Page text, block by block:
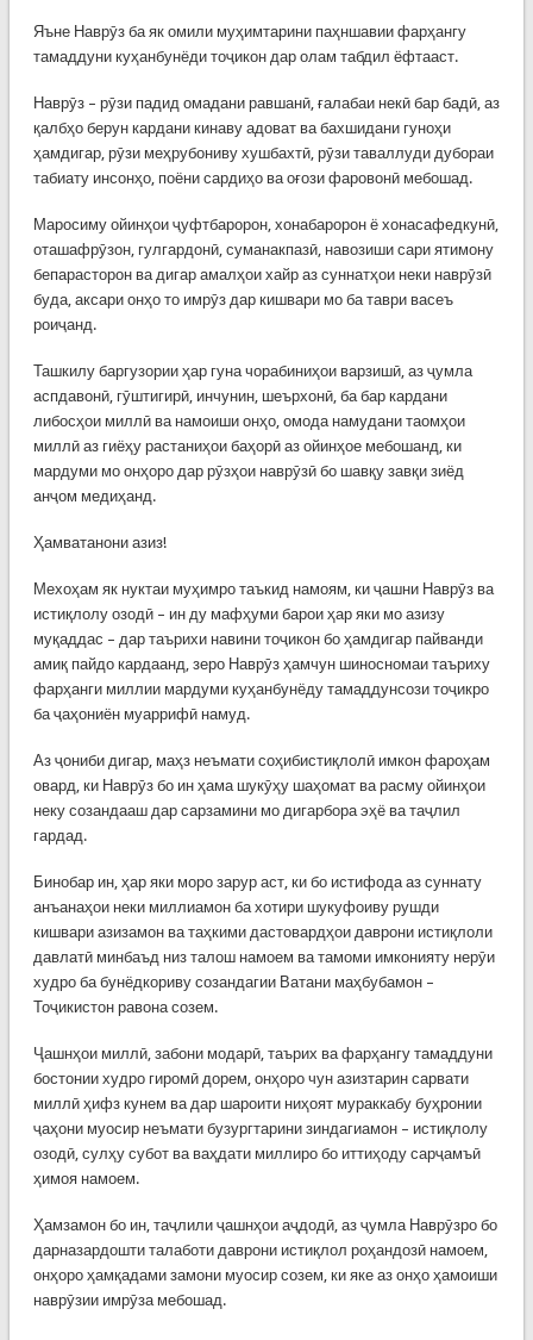
Яъне Наврӯз ба як омили муҳимтарини паҳншавии фарҳангу
тамаддуни куҳанбунёди тоҷикон дар олам табдил ёфтааст.
Наврӯз – рӯзи падид омадани равшанӣ, ғалабаи некӣ бар бадӣ, аз
қалбҳо берун кардани кинаву адоват ва бахшидани гуноҳи
ҳамдигар, рӯзи меҳрубониву хушбахтӣ, рӯзи таваллуди дубораи
табиату инсонҳо, поёни сардиҳо ва оғози фаровонӣ мебошад.
Маросиму ойинҳои ҷуфтбаророн, хонабаророн ё хонасафедкунӣ,
оташафрӯзон, гулгардонӣ, суманакпазӣ, навозиши сари ятимону
бепарасторон ва дигар амалҳои хайр аз суннатҳои неки наврӯзӣ
буда, аксари онҳо то имрӯз дар кишвари мо ба таври васеъ
роиҷанд.
Ташкилу баргузории ҳар гуна чорабиниҳои варзишӣ, аз ҷумла
аспдавонӣ, гӯштигирӣ, инчунин, шеърхонӣ, ба бар кардани
либосҳои миллӣ ва намоиши онҳо, омода намудани таомҳои
миллӣ аз гиёҳу растаниҳои баҳорӣ аз ойинҳое мебошанд, ки
мардуми мо онҳоро дар рӯзҳои наврӯзӣ бо шавқу завқи зиёд
анҷом медиҳанд.
Ҳамватанони азиз!
Мехоҳам як нуктаи муҳимро таъкид намоям, ки ҷашни Наврӯз ва
истиқлолу озодӣ – ин ду мафҳуми барои ҳар яки мо азизу
муқаддас – дар таърихи навини тоҷикон бо ҳамдигар пайванди
амиқ пайдо кардаанд, зеро Наврӯз ҳамчун шиносномаи таъриху
фарҳанги миллии мардуми куҳанбунёду тамаддунсози тоҷикро
ба ҷаҳониён муаррифӣ намуд.
Аз ҷониби дигар, маҳз неъмати соҳибистиқлолӣ имкон фароҳам
овард, ки Наврӯз бо ин ҳама шукӯҳу шаҳомат ва расму ойинҳои
неку созандааш дар сарзамини мо дигарбора эҳё ва таҷлил
гардад.
Бинобар ин, ҳар яки моро зарур аст, ки бо истифода аз суннату
анъанаҳои неки миллиамон ба хотири шукуфоиву рушди
кишвари азизамон ва таҳкими дастовардҳои даврони истиқлоли
давлатӣ минбаъд низ талош намоем ва тамоми имконияту нерӯи
худро ба бунёдкориву созандагии Ватани маҳбубамон –
Тоҷикистон равона созем.
Ҷашнҳои миллӣ, забони модарӣ, таърих ва фарҳангу тамаддуни
бостонии худро гиромӣ дорем, онҳоро чун азизтарин сарвати
миллӣ ҳифз кунем ва дар шароити ниҳоят мураккабу буҳронии
ҷаҳони муосир неъмати бузургтарини зиндагиамон – истиқлолу
озодӣ, сулҳу субот ва ваҳдати миллиро бо иттиҳоду сарҷамъӣ
ҳимоя намоем.
Ҳамзамон бо ин, таҷлили ҷашнҳои аҷдодӣ, аз ҷумла Наврӯзро бо
дарназардошти талаботи даврони истиқлол роҳандозӣ намоем,
онҳоро ҳамқадами замони муосир созем, ки яке аз онҳо ҳамоиши
наврӯзии имрӯза мебошад.